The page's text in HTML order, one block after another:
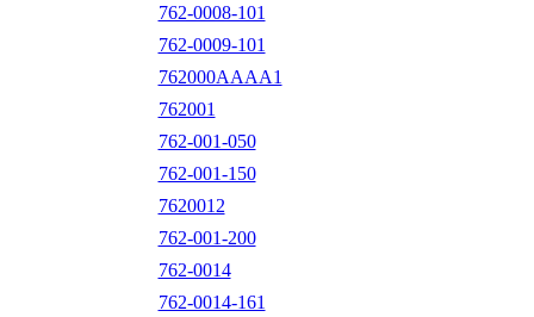
762-0008-101
762-0009-101
762000AAAA1
762001
762-001-050
762-001-150
7620012
762-001-200
762-0014
762-0014-161